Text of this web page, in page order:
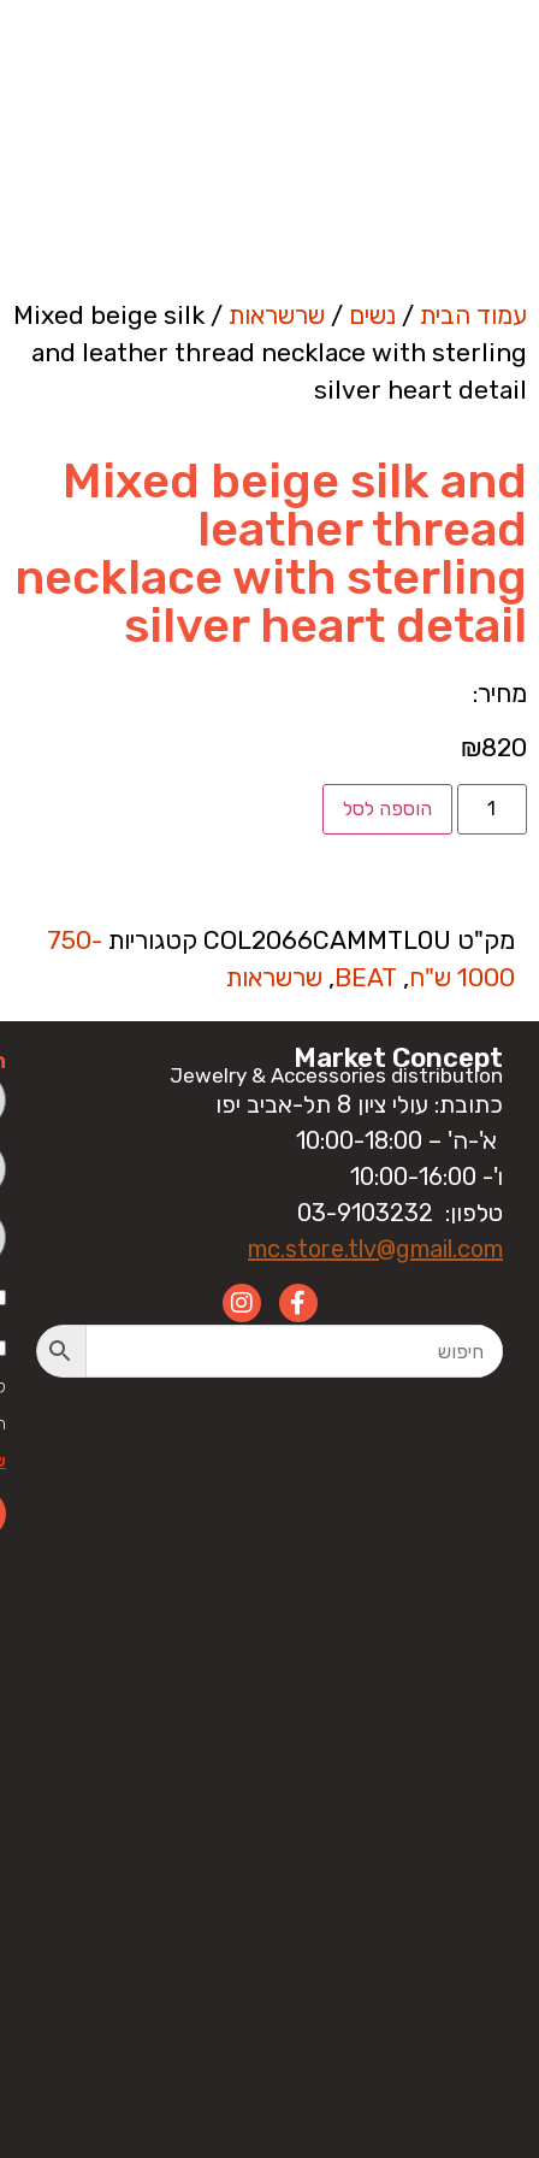
עמוד הבית / נשים / שרשראות
/ Mixed beige silk
and leather thread necklace with sterling
silver heart detail
Mixed beige silk and
leather thread
necklace with sterling
silver heart detail
מחיר:
₪820
הוספה לסל
מק"ט COL2066CAMMTL0U קטגוריות 750-
1000 ש"ח
,
BEAT
, שרשראות
Market Concept
Jewelry & Accessories distribution
כתובת: עולי ציון 8 תל-אביב יפו
א'-ה' – 10:00-18:00
ו'- 10:00-16:00
טלפון: 03-9103232
mc.store.tlv@gmail.com